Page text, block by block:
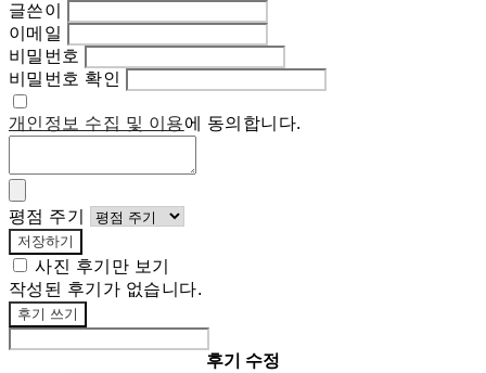
글쓴이
이메일
비밀번호
비밀번호 확인
개인정보 수집 및 이용에 동의합니다.
평점 주기
저장하기
사진 후기만 보기
작성된 후기가 없습니다.
후기 쓰기
후기 수정